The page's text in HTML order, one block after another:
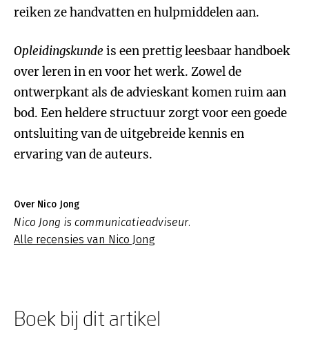
reiken ze handvatten en hulpmiddelen aan.
Opleidingskunde is een prettig leesbaar handboek
over leren in en voor het werk. Zowel de
ontwerpkant als de advieskant komen ruim aan
bod. Een heldere structuur zorgt voor een goede
ontsluiting van de uitgebreide kennis en
ervaring van de auteurs.
Over Nico Jong
Nico Jong is communicatieadviseur.
Alle recensies van Nico Jong
Boek bij dit artikel